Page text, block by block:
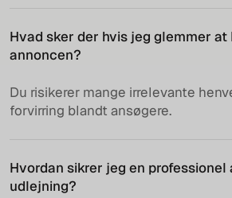
Hvad sker der hvis jeg glemmer at
annoncen?
Du risikerer mange irrelevante
forvirring blandt ansøgere.
Hvordan sikrer jeg en
udlejning?